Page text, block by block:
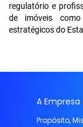
regulatório e
de imóveis
estratégicos do
A Empresa
Propósito,